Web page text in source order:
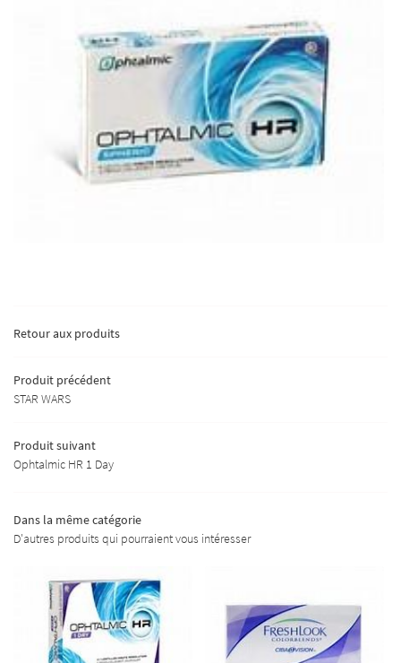
TENDANCES
AVIS
CONTACT
Retour aux produits
Produit précédent
STAR WARS
Produit suivant
Ophtalmic HR 1 Day
Dans la même catégorie
D'autres produits qui pourraient vous intéresser